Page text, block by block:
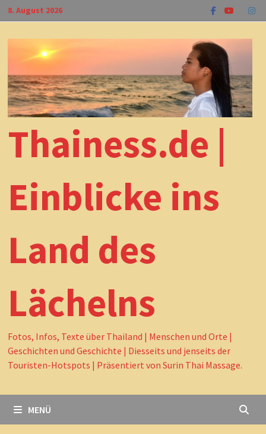
Zum
Inhalt
springen
8. August 2026
Thainess.de |
Einblicke ins
Land des
Lächelns
Fotos, Infos, Texte über Thailand | Menschen und Orte |
Geschichten und Geschichte | Diesseits und jenseits der
Touristen-Hotspots | Präsentiert von Surin Thai Massage.
MENÜ